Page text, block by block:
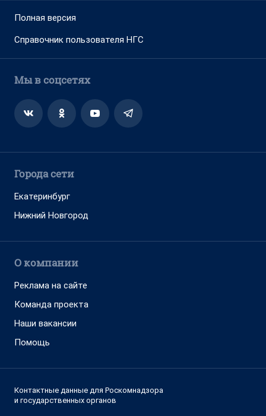
Полная версия
Справочник пользователя НГС
Мы в соцсетях
Города сети
Екатеринбург
Нижний Новгород
О компании
Реклама на сайте
Команда проекта
Наши вакансии
Помощь
Контактные данные для Роскомнадзора
и государственных органов